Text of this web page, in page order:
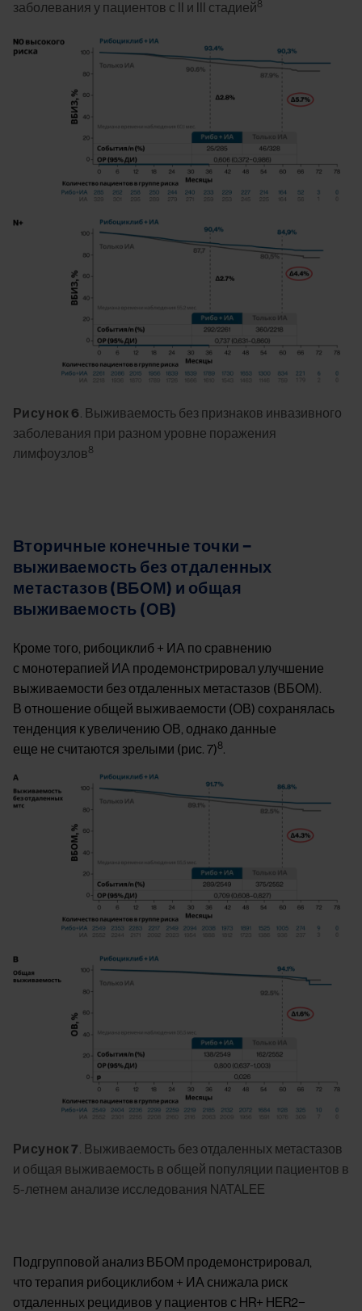
заболевания у пациентов с II и III стадией8
Image
Рисунок 6. Выживаемость без признаков инвазивного
заболевания при разном уровне поражения
лимфоузлов8
Вторичные конечные точки −
выживаемость без отдаленных
метастазов (ВБОМ) и общая
выживаемость (ОВ)
Кроме того, рибоциклиб + ИА по сравнению
с монотерапией ИА продемонстрировал улучшение
выживаемости без отдаленных метастазов (ВБОМ).
В отношение общей выживаемости (ОВ) сохранялась
тенденция к увеличению ОВ, однако данные
еще не считаются зрелыми (рис. 7)8.
Image
Рисунок 7. Выживаемость без отдаленных метастазов
и общая выживаемость в общей популяции пациентов в
5-летнем анализе исследования NATALEE
Подгрупповой анализ ВБОМ продемонстрировал,
что терапия рибоциклибом + ИА снижала риск
отдаленных рецидивов у пациентов с HR+ HER2−